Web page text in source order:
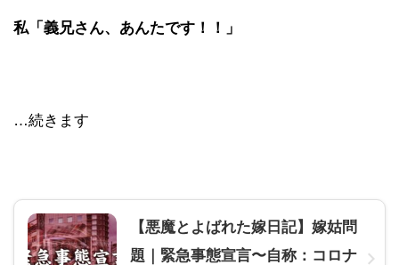
私「義兄さん、あんたです！！」
…続きます
【悪魔とよばれた嫁日記】嫁姑問
題｜緊急事態宣言〜自称：コロナ